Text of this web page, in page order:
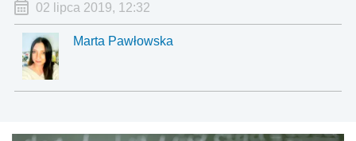
02 lipca 2019, 12:32
Marta Pawłowska